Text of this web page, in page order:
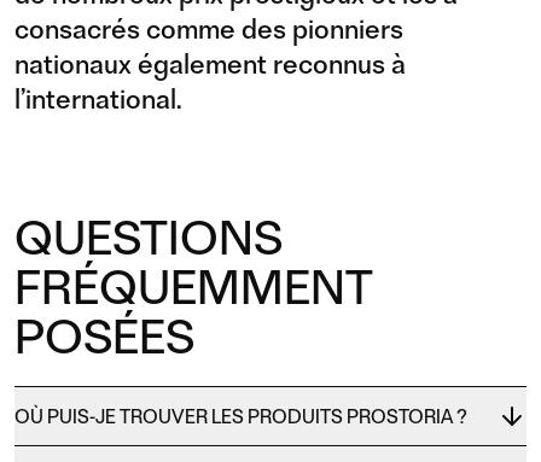
consacrés comme des pionniers
nationaux également reconnus à
l’international.
QUESTIONS
FRÉQUEMMENT
POSÉES
OÙ PUIS-JE TROUVER LES PRODUITS PROSTORIA ?